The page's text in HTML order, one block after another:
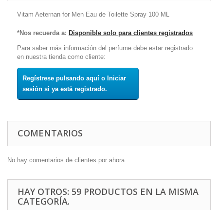
Vitam Aeternan for Men Eau de Toilette Spray 100 ML
*Nos recuerda a: Disponible solo para clientes registrados
Para saber más información del perfume debe estar registrado
en nuestra tienda como cliente:
Regístrese pulsando aquí o Iniciar
sesión si ya está registrado.
COMENTARIOS
No hay comentarios de clientes por ahora.
HAY OTROS: 59 PRODUCTOS EN LA MISMA
CATEGORÍA.